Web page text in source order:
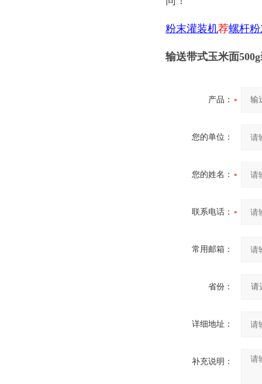
粉末灌装机荐螺杆
输送带式玉米面
产品：
您的单位：
您的姓名：
联系电话：
常用邮箱：
省份：
详细地址：
补充说明：